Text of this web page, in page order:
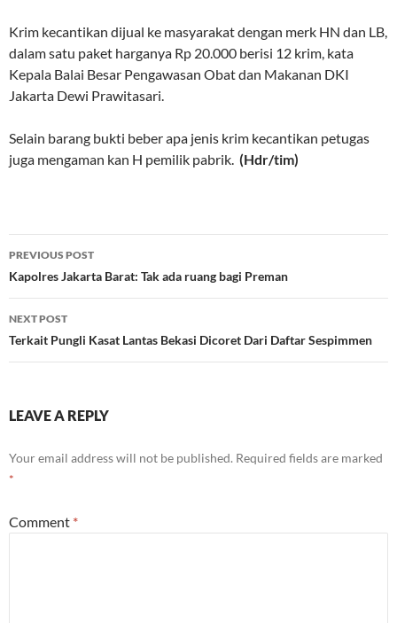
Krim kecantikan dijual ke masyarakat dengan merk HN dan LB,
dalam satu paket harganya Rp 20.000 berisi 12 krim, kata
Kepala Balai Besar Pengawasan Obat dan Makanan DKI
Jakarta Dewi Prawitasari.
Selain barang bukti beber apa jenis krim kecantikan petugas
juga mengaman kan H pemilik pabrik. (Hdr/tim)
Post
navigation
PREVIOUS POST
Kapolres Jakarta Barat: Tak ada ruang bagi Preman
NEXT POST
Terkait Pungli Kasat Lantas Bekasi Dicoret Dari Daftar Sespimmen
LEAVE A REPLY
Your email address will not be published. Required fields are marked
*
Comment *